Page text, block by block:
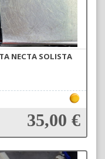
NECTA SOLISTA
35,00 €